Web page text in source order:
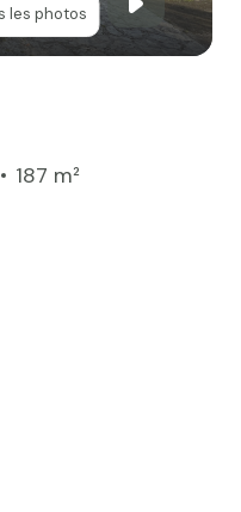
les photos
187 m²